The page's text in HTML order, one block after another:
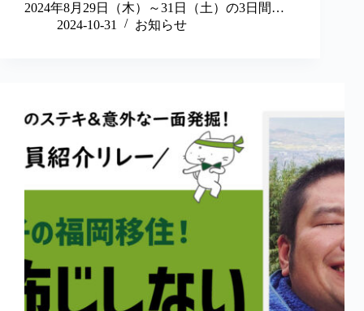
2024年8月29日（木）～31日（土）の3日間…
2024-10-31
お知らせ